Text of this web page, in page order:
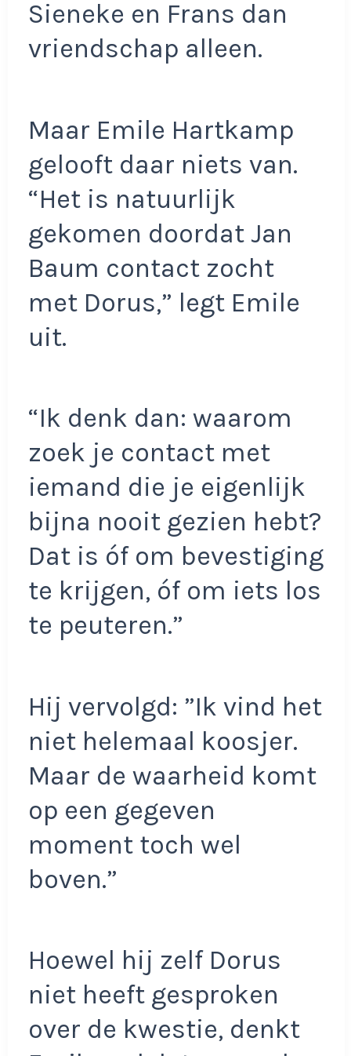
Sieneke en Frans dan
vriendschap alleen.
Maar Emile Hartkamp
gelooft daar niets van.
“Het is natuurlijk
gekomen doordat Jan
Baum contact zocht
met Dorus,” legt Emile
uit.
“Ik denk dan: waarom
zoek je contact met
iemand die je eigenlijk
bijna nooit gezien hebt?
Dat is óf om bevestiging
te krijgen, óf om iets los
te peuteren.”
Hij vervolgd: ”Ik vind het
niet helemaal koosjer.
Maar de waarheid komt
op een gegeven
moment toch wel
boven.”
Hoewel hij zelf Dorus
niet heeft gesproken
over de kwestie, denkt